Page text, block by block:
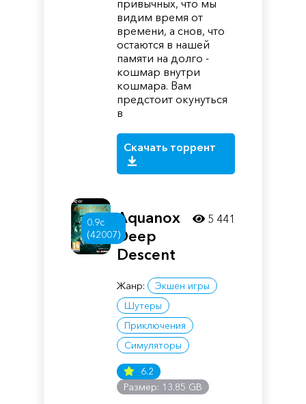
привычных, что мы
видим время от
времени, а снов, что
остаются в нашей
памяти на долго -
кошмар внутри
кошмара. Вам
предстоит окунуться
в
Скачать торрент
0.9c
(42007)
Aquanox
Deep
Descent
Жанр:
Экшен игры
Шутеры
Приключения
Симуляторы
6.2
Размер: 13.85 GB
5 441